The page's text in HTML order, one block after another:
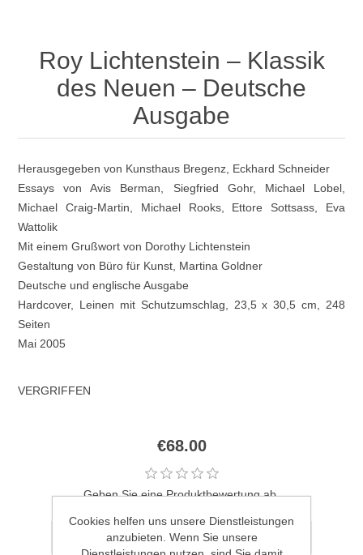
Roy Lichtenstein – Klassik
des Neuen – Deutsche
Ausgabe
Herausgegeben von Kunsthaus Bregenz, Eckhard Schneider
Essays von Avis Berman, Siegfried Gohr, Michael Lobel,
Michael Craig-Martin, Michael Rooks, Ettore Sottsass, Eva
Wattolik
Mit einem Grußwort von Dorothy Lichtenstein
Gestaltung von Büro für Kunst, Martina Goldner
Deutsche und englische Ausgabe
Hardcover, Leinen mit Schutzumschlag, 23,5 x 30,5 cm, 248
Seiten
Mai 2005
VERGRIFFEN
€68.00
Geben Sie eine Produktbewertung ab.
Cookies helfen uns unsere Dienstleistungen
anzubieten. Wenn Sie unsere